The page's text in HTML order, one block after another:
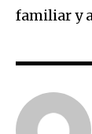
familiar y